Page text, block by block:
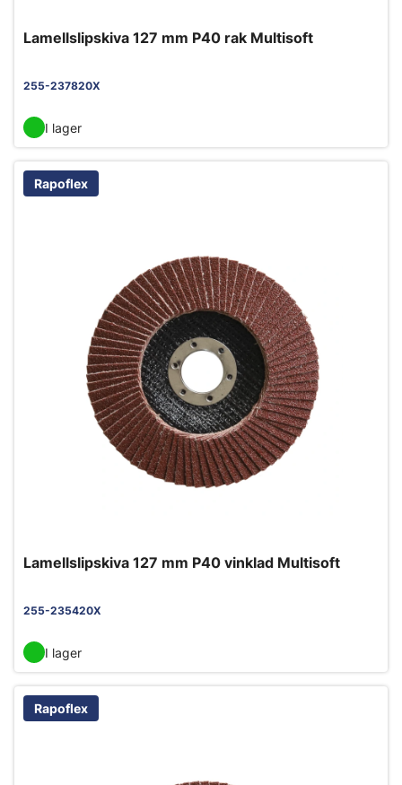
Lamellslipskiva 127 mm P40 rak Multisoft
255-237820X
I lager
Rapoflex
Lamellslipskiva 127 mm P40 vinklad Multisoft
255-235420X
I lager
Rapoflex